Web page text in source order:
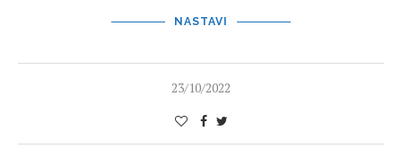
NASTAVI
23/10/2022